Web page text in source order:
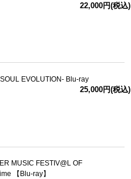
22,000円(税込)
EVOLUTION- Blu-ray
25,000円(税込)
MUSIC FESTIV@L OF
【Blu-ray】